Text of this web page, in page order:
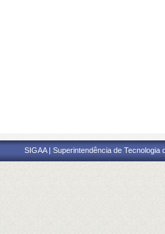
SIGAA | Superintendência de